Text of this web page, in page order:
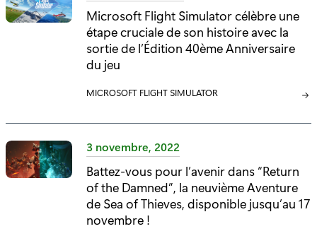
:
Microsoft Flight Simulator célèbre une
étape cruciale de son histoire avec la
sortie de l’Édition 40ème Anniversaire
du jeu
C
T
G
O
R
I
E
MICROSOFT FLIGHT SIMULATOR
3 novembre, 2022
Battez-vous pour l’avenir dans “Return
of the Damned”, la neuvième Aventure
de Sea of Thieves, disponible jusqu’au 17
novembre !